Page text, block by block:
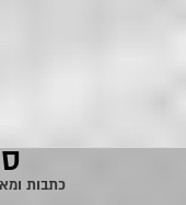
כתבות